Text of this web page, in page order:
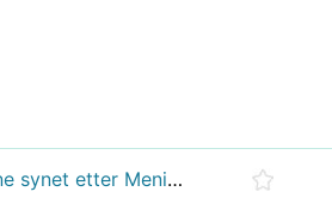
Hvordan gjenvinne synet etter Meningitt